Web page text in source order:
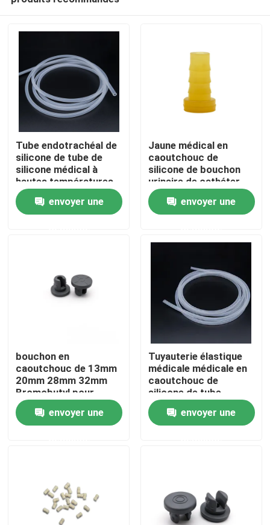
Aperçu
Produits
Visite d'usine
Contact
Demande de soumission
Bouchon en caoutchouc médical
Plongeur en caoutchouc de seringue
Tube endotrachéal de
silicone de tube de
silicone médical à
hautes températures
d'OEM
envoyer une
Jaune médical en
caoutchouc de
silicone de bouchon
urinaire de cathéter
d'isoprène
envoyer une
bouchon en
caoutchouc de 13mm
20mm 28mm 32mm
Bromobutyl pour
l'injection
envoyer une
Tuyauterie élastique
médicale médicale en
caoutchouc de
silicone de tube
d'injection d'OEM
envoyer une